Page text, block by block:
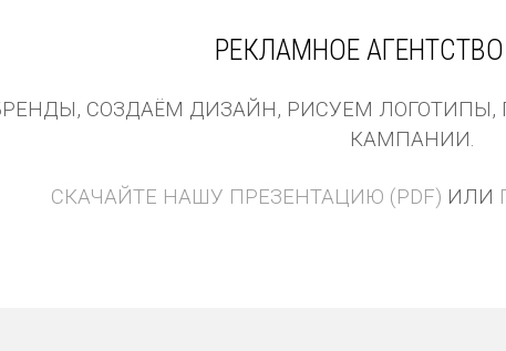
РЕКЛАМНОЕ
СОЗДАЁМ ДИЗАЙН, РИСУЕМ
КАМПАНИИ.
СКАЧАЙТЕ НАШУ ПРЕЗЕНТАЦИЮ (PDF) ИЛИ